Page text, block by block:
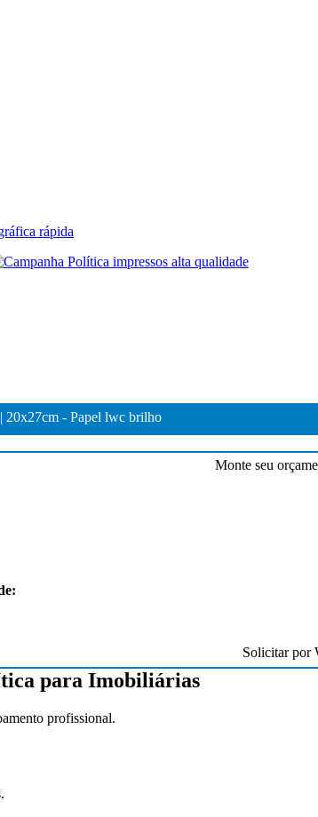
rápida
20x27cm - Papel lwc brilho
Monte seu
Solicitar por
dos materiais é
para Imobiliárias
profissional.